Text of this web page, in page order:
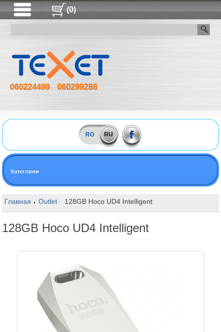
(0)
060224499 060299288
RO RU
Категории
Главная Outlet 128GB Hoco UD4 Intelligent
128GB Hoco UD4 Intelligent